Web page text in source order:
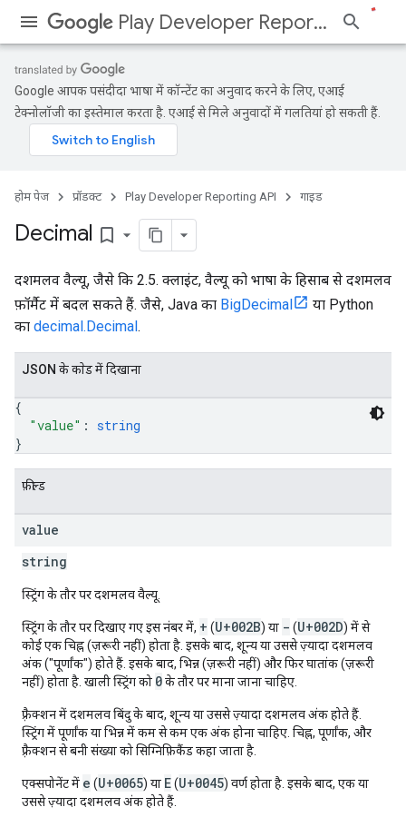
Play Developer Reporting API
Google आपकी पसंदीदा भाषा में कॉन्टेंट का अनुवाद करने के लिए, एआई
टेक्नोलॉजी का इस्तेमाल करता है. एआई से मिले अनुवादों में गलतियां हो सकती हैं.
होम पेज प्रॉडक्ट Play Developer Reporting API गाइड
Decimal bookmark_border
दशमलव वैल्यू, जैसे कि 2.5. क्लाइंट, वैल्यू को भाषा के हिसाब से दशमलव
फ़ॉर्मैट में बदल सकते हैं. जैसे, Java का BigDecimal
या Python
का decimal.Decimal.
JSON के काेड में दिखाना
{
"value" : string
}
फ़ील्ड
value
string
स्ट्रिंग के तौर पर दशमलव वैल्यू.
स्ट्रिंग के तौर पर दिखाए गए इस नंबर में, + (U+002B) या - (U+002D) में से
कोई एक चिह्न (ज़रूरी नहीं) होता है. इसके बाद, शून्य या उससे ज़्यादा दशमलव
अंक ("पूर्णांक") होते हैं. इसके बाद, भिन्न (ज़रूरी नहीं) और फिर घातांक (ज़रूरी
नहीं) होता है. खाली स्ट्रिंग को 0के तौर परमाना जाना चाहिए
फ़्रैक्शन में दशमलव बिंदु के बाद, शून्य या उससे ज़्यादा दशमलव अंक होते हैं.
स्ट्रिंग में पूर्णांक या भिन्न में कम से कम एक अंक होना चाहिए. चिह्न, पूर्णांक, और
फ़्रैक्शन से बनी संख्या को सिग्निफ़िकैंड कहा जाता है.
एक्सपोनेंट में e (U+0065) या E(U+0045) वर्ण होता है. इसके बाद, एक या
उससे ज़्यादा दशमलव अंक होते हैं.